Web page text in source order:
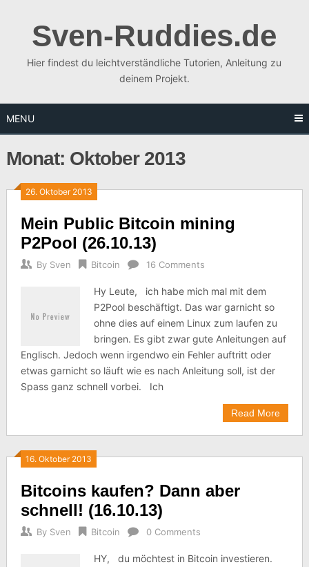
contentSven-Ruddies.de
Hier findest du leichtverständliche Tutorien, Anleitung zu
deinem Projekt.
MENU
Monat: Oktober 2013
26. Oktober 2013
Mein Public Bitcoin mining
P2Pool (26.10.13)
By Sven Bitcoin 16 Comments
Hy Leute, ich habe mich mal mit dem
P2Pool beschäftigt. Das war garnicht so
ohne dies auf einem Linux zum laufen zu
bringen. Es gibt zwar gute Anleitungen auf
Englisch. Jedoch wenn irgendwo ein Fehler auftritt oder
etwas garnicht so läuft wie es nach Anleitung soll, ist der
Spass ganz schnell vorbei. Ich
Read More
16. Oktober 2013
Bitcoins kaufen? Dann aber
schnell! (16.10.13)
By Sven Bitcoin 0 Comments
HY, du möchtest in Bitcoin investieren.